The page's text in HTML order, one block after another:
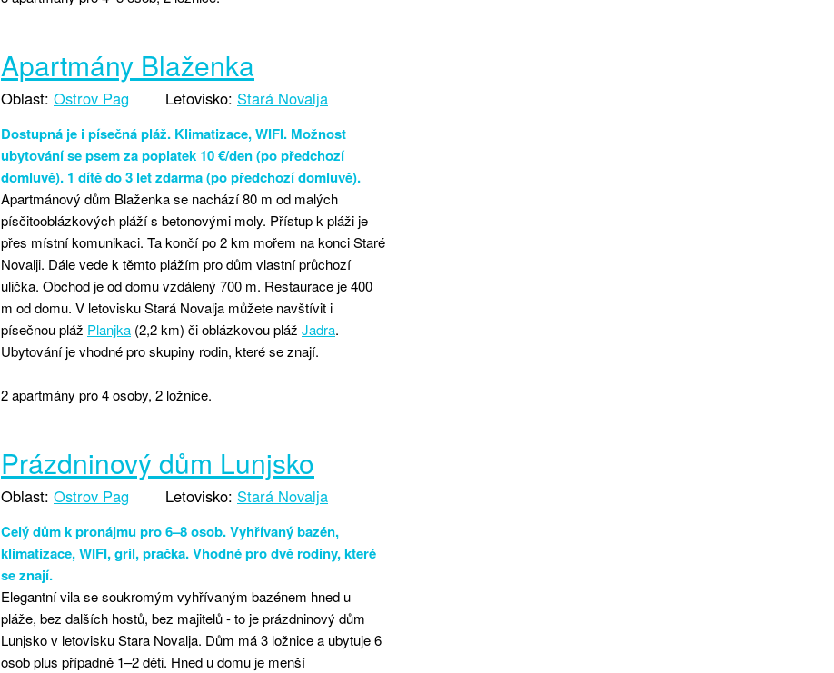
Apartmány Blaženka
Oblast: Ostrov Pag Letovisko: Stará Novalja
Dostupná je i písečná pláž. Klimatizace, WIFI. Možnost
ubytování se psem za poplatek 10 €/den (po předchozí
domluvě). 1 dítě do 3 let zdarma (po předchozí domluvě).
Apartmánový dům Blaženka se nachází 80 m od malých
písčitooblázkových pláží s betonovými moly. Přístup k pláži je
přes místní komunikaci. Ta končí po 2 km mořem na konci Staré
Novalji. Dále vede k těmto plážím pro dům vlastní průchozí
ulička. Obchod je od domu vzdálený 700 m. Restaurace je 400
m od domu. V letovisku Stará Novalja můžete navštívit i
písečnou pláž Planjka (2,2 km) či oblázkovou pláž Jadra.
Ubytování je vhodné pro skupiny rodin, které se znají.
2 apartmány pro 4 osoby, 2 ložnice.
Prázdninový dům Lunjsko
Oblast: Ostrov Pag Letovisko: Stará Novalja
Celý dům k pronájmu pro 6–8 osob. Vyhřívaný bazén,
klimatizace, WIFI, gril, pračka. Vhodné pro dvě rodiny, které
se znají.
Elegantní vila se soukromým vyhřívaným bazénem hned u
pláže, bez dalších hostů, bez majitelů - to je prázdninový dům
Lunjsko v letovisku Stara Novalja. Dům má 3 ložnice a ubytuje 6
osob plus případně 1–2 děti. Hned u domu je menší